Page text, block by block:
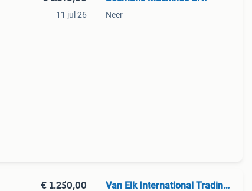
11 jul 26 Neer
€ 1.250,00 Van Elk International Trading BV